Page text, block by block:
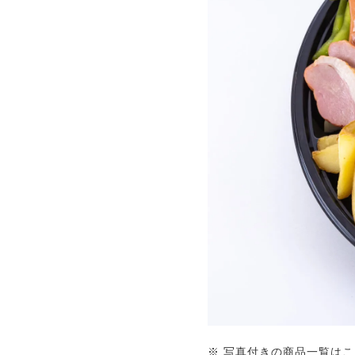
※ 写真付きの商品一覧は